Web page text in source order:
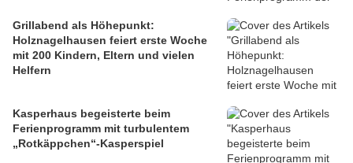
Grillabend als Höhepunkt:
Holznagelhausen feiert erste Woche
mit 200 Kindern, Eltern und vielen
Helfern
Kasperhaus begeisterte beim
Ferienprogramm mit turbulentem
„Rotkäppchen“-Kasperspiel